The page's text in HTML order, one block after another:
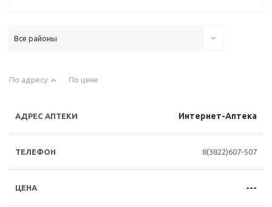
Все районы
По адресу По цене
Интернет-Аптека
8(3822)607-507
---